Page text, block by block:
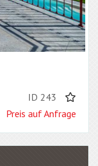
ID 243
Preis auf Anfrage